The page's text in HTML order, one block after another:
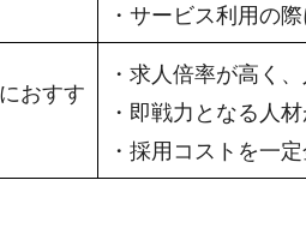
・サービス利用の
おすす
・求人倍率が高く
・即戦力となる人
・採用コストを一